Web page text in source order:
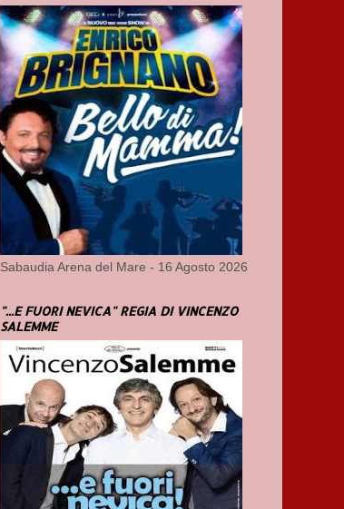
Sabaudia Arena del Mare - 16 Agosto 2026
"...E FUORI NEVICA" REGIA DI VINCENZO
SALEMME